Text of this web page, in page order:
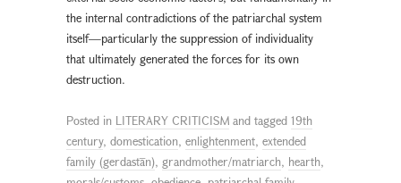
the internal contradictions of the patriarchal system
itself—particularly the suppression of individuality
that ultimately generated the forces for its own
destruction.
Posted in LITERARY CRITICISM and tagged 19th
century, domestication, enlightenment, extended
family (gerdastān), grandmother/matriarch, hearth,